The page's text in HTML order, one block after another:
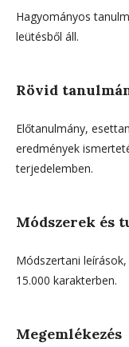
Hagyományos
leütésből áll.
Rövid
Előtanulmány,
eredmények
terjedelemben.
Módszerek és
Módszertani
15.000 karakterben.
Megemlékezés